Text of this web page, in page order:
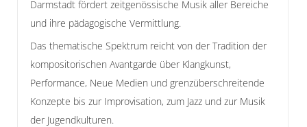
Darmstadt fördert zeitgenössische Musik aller Bereiche
und ihre pädagogische Vermittlung.
Das thematische Spektrum reicht von der Tradition der
kompositorischen Avantgarde über Klangkunst,
Performance, Neue Medien und grenzüberschreitende
Konzepte bis zur Improvisation, zum Jazz und zur Musik
der Jugendkulturen.